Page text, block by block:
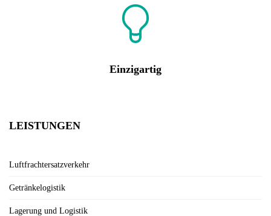
Einzigartig
LEISTUNGEN
Luftfrachtersatzverkehr
Getränkelogistik
Lagerung und Logistik